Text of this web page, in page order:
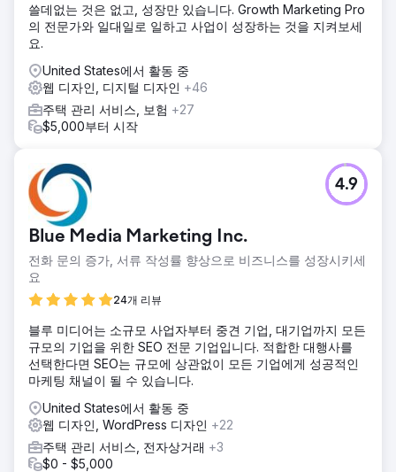
쓸데없는 것은 없고, 성장만 있습니다. Growth Marketing Pro
의 전문가와 일대일로 일하고 사업이 성장하는 것을 지켜보세
요.
United States에서 활동 중
웹 디자인, 디지털 디자인 +46
주택 관리 서비스, 보험 +27
$5,000부터 시작
Blue Media Marketing Inc.
전화 문의 증가, 서류 작성률 향상으로 비즈니스를 성장시키세
요
24개 리뷰
4.9
블루 미디어는 소규모 사업자부터 중견 기업, 대기업까지 모든
규모의 기업을 위한 SEO 전문 기업입니다. 적합한 대행사를
선택한다면 SEO는 규모에 상관없이 모든 기업에게 성공적인
마케팅 채널이 될 수 있습니다.
United States에서 활동 중
웹 디자인, WordPress 디자인 +22
주택 관리 서비스, 전자상거래 +3
$0 - $5,000